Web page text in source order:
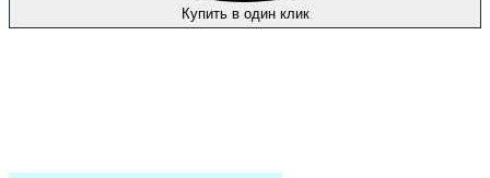
Купить в один клик